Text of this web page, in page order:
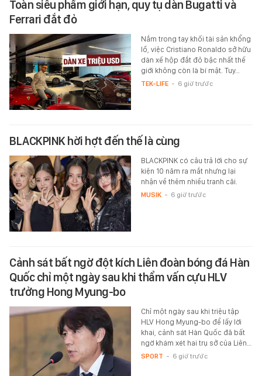
Toàn siêu phẩm giới hạn, quy tụ dàn Bugatti và
Ferrari đắt đỏ
Nắm trong tay khối tài sản khổng
lồ, việc Cristiano Ronaldo sở hữu
dàn xế hộp đắt đỏ bậc nhất thế
giới không còn là bí mật. Tuy…
TEK-LIFE - 6 giờ trước
BLACKPINK hời hợt đến thế là cùng
BLACKPINK có câu trả lời cho sự
kiện 10 năm ra mắt nhưng lại
nhận về thêm nhiều tranh cãi.
MUSIK - 6 giờ trước
Cảnh sát bất ngờ đột kích Liên đoàn bóng đá Hàn
Quốc chỉ một ngày sau khi thẩm vấn cựu HLV
trưởng Hong Myung-bo
Chỉ một ngày sau khi triệu tập
HLV Hong Myung-bo để lấy lời
khai, cảnh sát Hàn Quốc đã bất
ngờ khám xét hai trụ sở của Liên…
SPORT - 6 giờ trước